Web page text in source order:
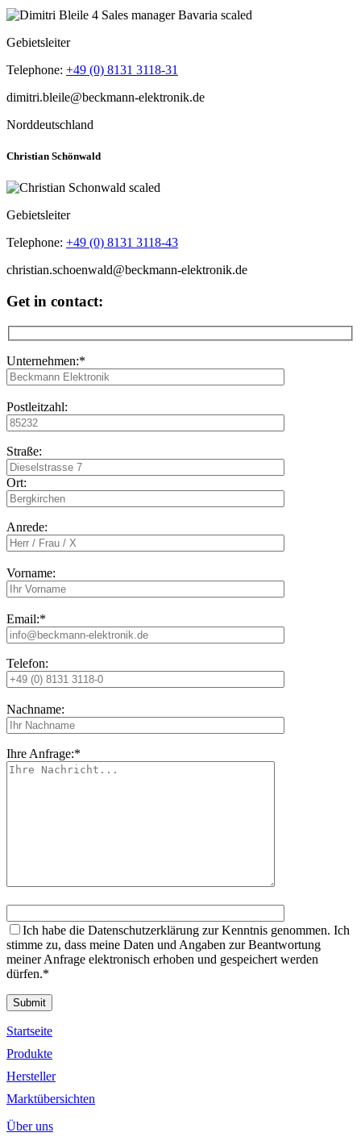
Gebietsleiter
Telephone: +49 (0) 8131 3118-31
Norddeutschland
Christian Schönwald
Gebietsleiter
Telephone: +49 (0) 8131 3118-43
Get in contact:
Unternehmen:*
Postleitzahl:
Straße:
Ort:
Anrede:
Vorname:
Email:*
Telefon:
Nachname:
Ihre Anfrage:*
Ich habe die Datenschutzerklärung zur Kenntnis genommen. Ich
stimme zu, dass meine Daten und Angaben zur Beantwortung
meiner Anfrage elektronisch erhoben und gespeichert werden
dürfen.*
Please leave this field empty.
Startseite
Produkte
Hersteller
Marktübersichten
Über uns